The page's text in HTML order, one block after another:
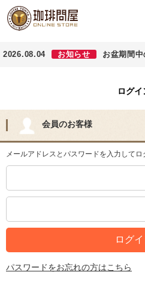
2026.08.04 お知らせ お盆期間
ログイ
会員のお客様
メールアドレスとパスワードを入力してロ
パスワードをお忘れの方はこちら